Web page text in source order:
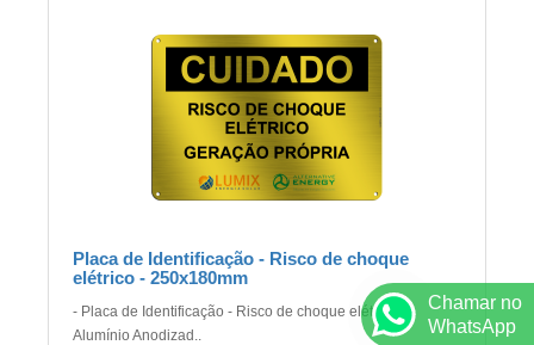
Placa de Identificação - Risco de choque
elétrico - 250x180mm
- Placa de Identificação - Risco de choque elétrico -
Alumínio Anodizad..
Chamar no
WhatsApp